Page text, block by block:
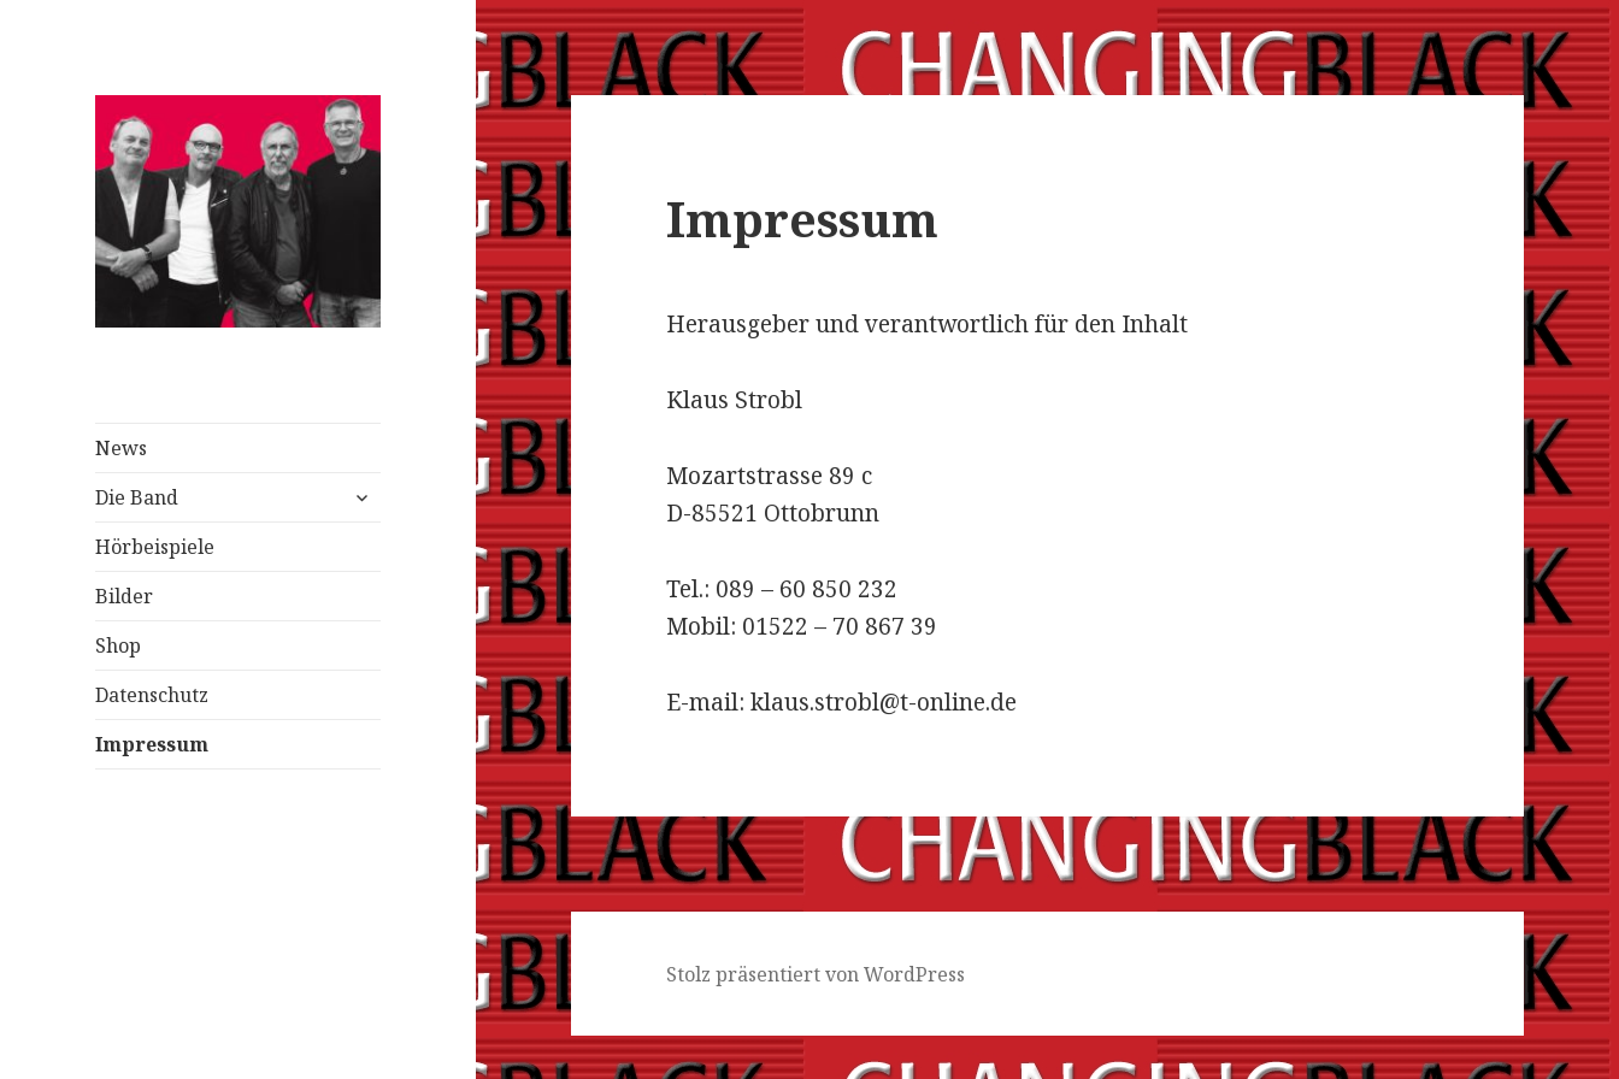
News
Die Band
untermenü
Hörbeispiele
Bilder
Shop
Datenschutz
Impressum
Impressum
Herausgeber und verantwortlich für den Inhalt
Klaus Strobl
Mozartstrasse 89 c
D-85521 Ottobrunn
Tel.: 089 – 60 850 232
Mobil: 01522 – 70 867 39
E-mail: klaus.strobl@t-online.de
Stolz präsentiert von WordPress